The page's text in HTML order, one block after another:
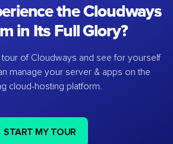
the Cloudways
in Its Full Glory?
tour of Cloudways and see for yourself
manage your server & apps on the
cloud-hosting platform.
START MY TOUR